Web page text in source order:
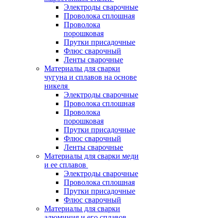
Электроды сварочные
Проволока сплошная
Проволока
порошковая
Прутки присадочные
Флюс сварочный
Ленты сварочные
Материалы для сварки
чугуна и сплавов на основе
никеля
Электроды сварочные
Проволока сплошная
Проволока
порошковая
Прутки присадочные
Флюс сварочный
Ленты сварочные
Материалы для сварки меди
и ее сплавов
Электроды сварочные
Проволока сплошная
Прутки присадочные
Флюс сварочный
Материалы для сварки